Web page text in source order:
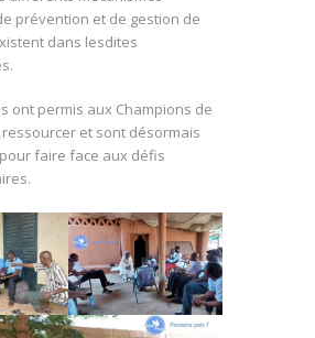
prévention et de gestion de
dans lesdites
ont permis aux Champions de
ressourcer et sont désormais
faire face aux défis